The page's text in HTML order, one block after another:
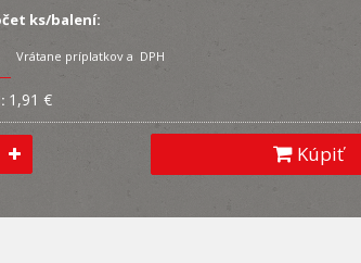
ks/balení:
Vrátane príplatkov a DPH
1,91 €
Kúpiť